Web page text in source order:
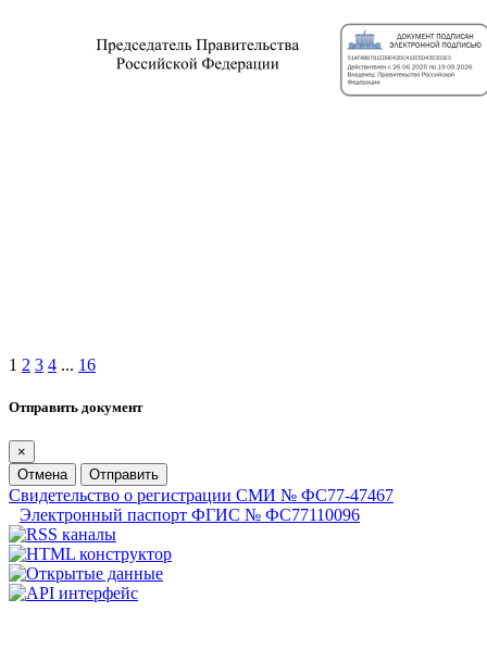
1 2 3 4 ... 16
Отправить документ
×
Отмена
Отправить
Свидетельство о регистрации СМИ № ФС77-47467
Электронный паспорт ФГИС № ФС77110096